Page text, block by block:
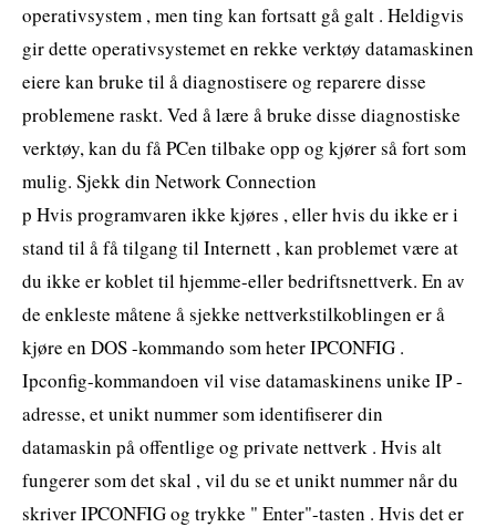
operativsystem , men ting kan fortsatt gå galt . Heldigvis
gir dette operativsystemet en rekke verktøy datamaskinen
eiere kan bruke til å diagnostisere og reparere disse
problemene raskt. Ved å lære å bruke disse diagnostiske
verktøy, kan du få PCen tilbake opp og kjører så fort som
mulig. Sjekk din Network Connection
p Hvis programvaren ikke kjøres , eller hvis du ikke er i
stand til å få tilgang til Internett , kan problemet være at
du ikke er koblet til hjemme-eller bedriftsnettverk. En av
de enkleste måtene å sjekke nettverkstilkoblingen er å
kjøre en DOS -kommando som heter IPCONFIG .
Ipconfig-kommandoen vil vise datamaskinens unike IP -
adresse, et unikt nummer som identifiserer din
datamaskin på offentlige og private nettverk . Hvis alt
fungerer som det skal , vil du se et unikt nummer når du
skriver IPCONFIG og trykke " Enter"-tasten . Hvis det er